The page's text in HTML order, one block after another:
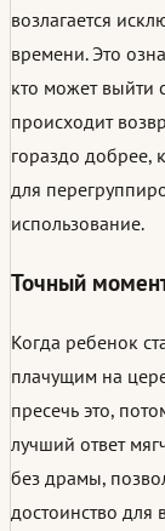
возлагается
времени. Это
кто может выйти
происходит
гораздо добрее,
для
использование.
Точный
Когда ребенок
плачущим на
пресечь это,
лучший ответ
без драмы,
достоинство для